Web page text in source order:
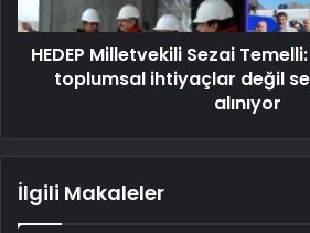
HEDEP Milletvekili Sezai
toplumsal ihtiyaçlar değil
alınıyor
İlgili Makaleler